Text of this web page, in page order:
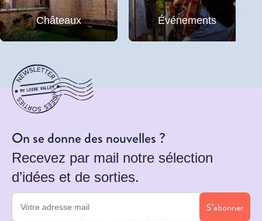
Châteaux Événements
On se donne des nouvelles ?
Recevez par mail notre sélection
d’idées et de sorties.
S’abonner